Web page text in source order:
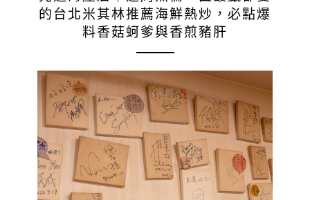
的台北米其林推薦海鮮熱炒，必點爆
料香菇蚵爹與香煎豬肝